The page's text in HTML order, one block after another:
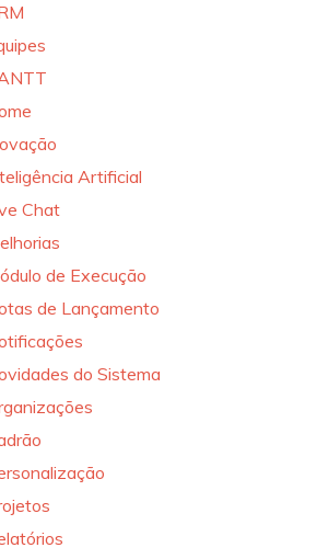
Artificial
Chat
de Execução
de Lançamento
do Sistema